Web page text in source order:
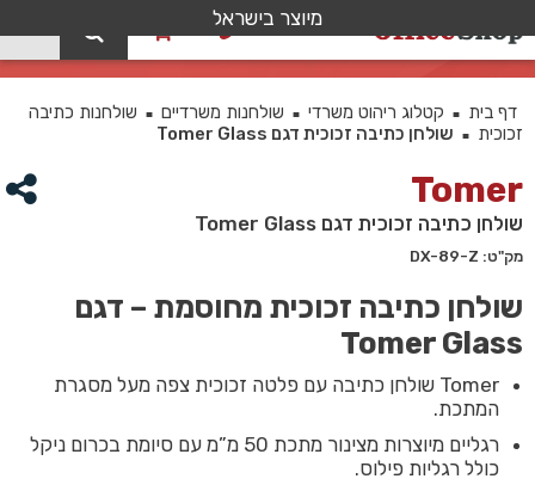
מיוצר בישראל
שולחן כתיבה זכוכית דגם Tomer Glass
דף בית ■ קטלוג ריהוט משרדי ■ שולחנות משרדיים ■
שולחנות כתיבה
זכוכית
■ שולחן כתיבה זכוכית דגם Tomer Glass
Tomer
שולחן כתיבה זכוכית דגם Tomer Glass
מק"ט: DX-89-Z
שולחן כתיבה זכוכית מחוסמת – דגם
Tomer Glass
Tomer שולחן כתיבה עם פלטה זכוכית צפה מעל מסגרת
המתכת.
רגליים מיוצרות מצינור מתכת 50 מ”מ עם סיומת בכרום ניקל
כולל רגליות פילוס.